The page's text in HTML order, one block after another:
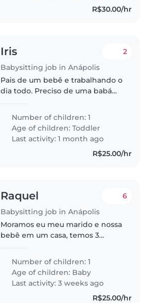
R$30.00/hr
Iris
Babysitting job in Anápolis
2
Pais de um bebê e trabalhando o
dia todo. Preciso de uma babá
Number of children: 1
Age of children:Toddler
Last activity: 1 month ago
R$25.00/hr
Raquel
Babysitting job in Anápolis
6
Moramos eu meu marido e nossa
bebê em um casa, temos 3
busca de uma babá para quando
voltar da minha licença, como a
minha bebê é muito novinha,
optei..
Number of children: 1
Age of children: Baby
Last activity: 3 weeks ago
R$25.00/hr